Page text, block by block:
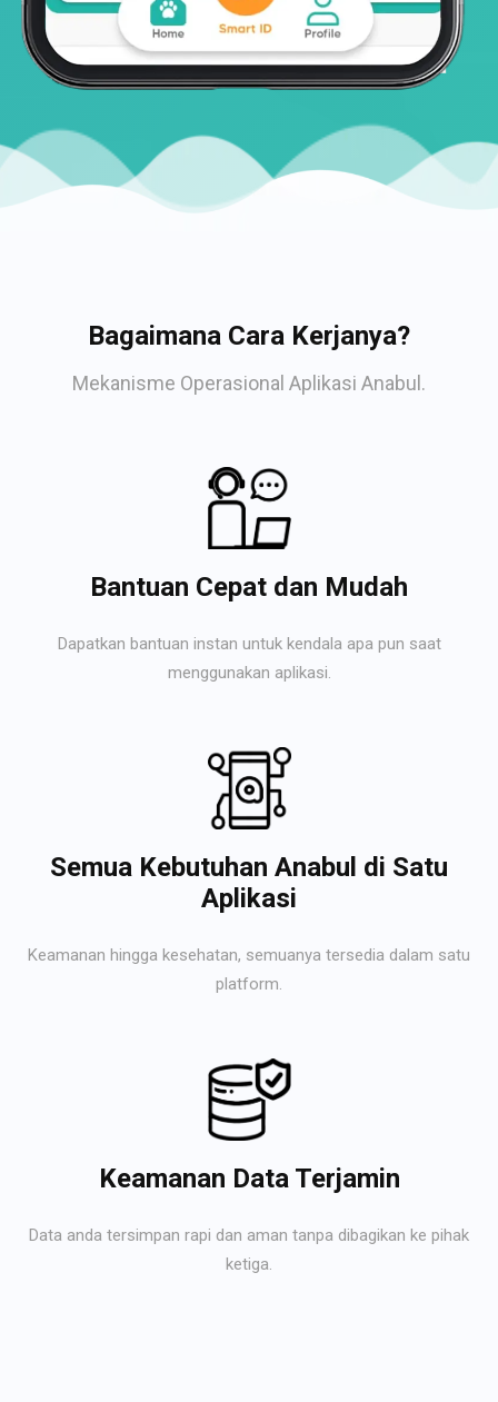
Bagaimana Cara Kerjanya?
Mekanisme Operasional Aplikasi Anabul.
Bantuan Cepat dan Mudah
Dapatkan bantuan instan untuk kendala apa pun saat
menggunakan aplikasi.
Semua Kebutuhan Anabul di Satu
Aplikasi
Keamanan hingga kesehatan, semuanya tersedia dalam satu
platform.
Keamanan Data Terjamin
Data anda tersimpan rapi dan aman tanpa dibagikan ke pihak
ketiga.